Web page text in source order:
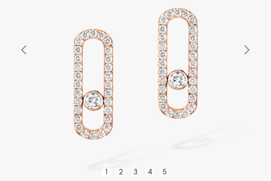
2 3 4 5